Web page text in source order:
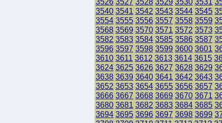
3540 3541 3542 3543 3544 3545
3554 3555 3556 3557 3558 3559
3568 3569 3570 3571 3572 3573
3582 3583 3584 3585 3586 3587
3596 3597 3598 3599 3600 3601
3610 3611 3612 3613 3614 3615
3624 3625 3626 3627 3628 3629
3638 3639 3640 3641 3642 3643
3652 3653 3654 3655 3656 3657
3666 3667 3668 3669 3670 3671
3680 3681 3682 3683 3684 3685
3694 3695 3696 3697 3698 3699